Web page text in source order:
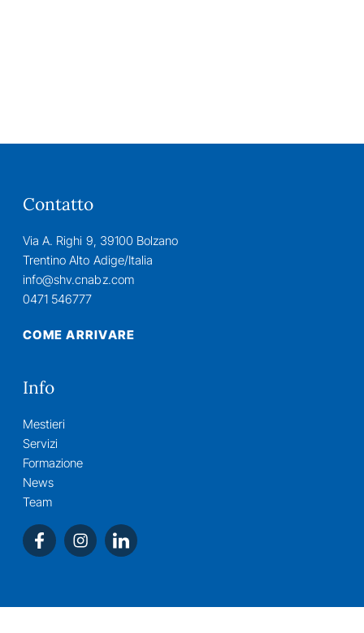
Contatto
Via A. Righi 9, 39100 Bolzano
Trentino Alto Adige/Italia
info@shv.cnabz.com
0471 546777
COME ARRIVARE
Info
Mestieri
Servizi
Formazione
News
Team